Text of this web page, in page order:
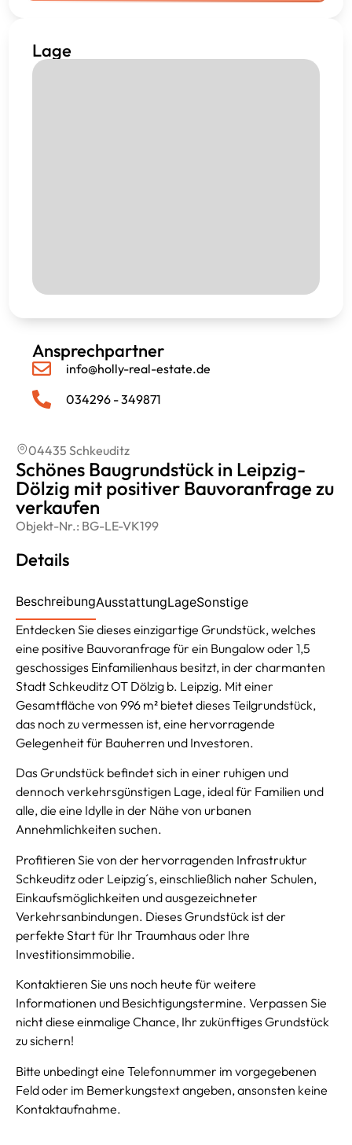
Lage
Ansprechpartner
info@holly-real-estate.de
034296 - 349871
04435 Schkeuditz
Schönes Baugrundstück in Leipzig-
Dölzig mit positiver Bauvoranfrage zu
verkaufen
Objekt-Nr.: BG-LE-VK199
Details
BeschreibungAusstattungLageSonstige
Entdecken Sie dieses einzigartige Grundstück, welches
eine positive Bauvoranfrage für ein Bungalow oder 1,5
geschossiges Einfamilienhaus besitzt, in der charmanten
Stadt Schkeuditz OT Dölzig b. Leipzig. Mit einer
Gesamtfläche von 996 m² bietet dieses Teilgrundstück,
das noch zu vermessen ist, eine hervorragende
Gelegenheit für Bauherren und Investoren.
Das Grundstück befindet sich in einer ruhigen und
dennoch verkehrsgünstigen Lage, ideal für Familien und
alle, die eine Idylle in der Nähe von urbanen
Annehmlichkeiten suchen.
Profitieren Sie von der hervorragenden Infrastruktur
Schkeuditz oder Leipzig´s, einschließlich naher Schulen,
Einkaufsmöglichkeiten und ausgezeichneter
Verkehrsanbindungen. Dieses Grundstück ist der
perfekte Start für Ihr Traumhaus oder Ihre
Investitionsimmobilie.
Kontaktieren Sie uns noch heute für weitere
Informationen und Besichtigungstermine. Verpassen Sie
nicht diese einmalige Chance, Ihr zukünftiges Grundstück
zu sichern!
Bitte unbedingt eine Telefonnummer im vorgegebenen
Feld oder im Bemerkungstext angeben, ansonsten keine
Kontaktaufnahme.